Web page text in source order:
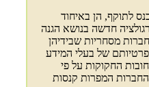
עתידה להכנס לתוקף, הן באיחוד
חדשה בנושא הגנה
מסחריות שבידיהן
פרטיותם של בעלי המידע
החקוקות על פי
החברות המפרות קנסות